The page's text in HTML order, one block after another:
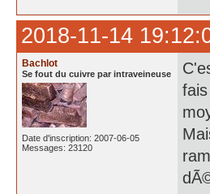
2018-11-14
Bachlot
Se fout du cuivre par intraveineuse
Date d'inscription: 2007-06-05
Messages: 23120